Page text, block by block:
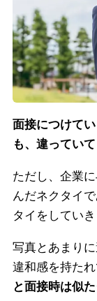
面接につけて
も、違ってい
ただし、企業
んだネクタイ
タイをしていき
写真とあまり
違和感を持た
と面接時は似